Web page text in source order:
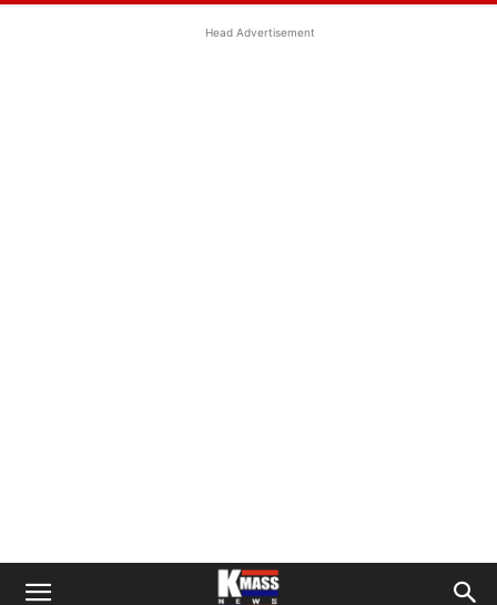
Head Advertisement